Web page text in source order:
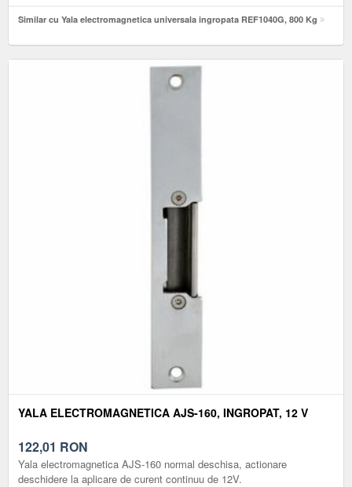
Similar cu Yala electromagnetica universala ingropata REF1040G, 800 Kg
YALA ELECTROMAGNETICA AJS-160, INGROPAT, 12 V
122,01 RON
Yala electromagnetica AJS-160 normal deschisa, actionare
deschidere la aplicare de curent continuu de 12V.